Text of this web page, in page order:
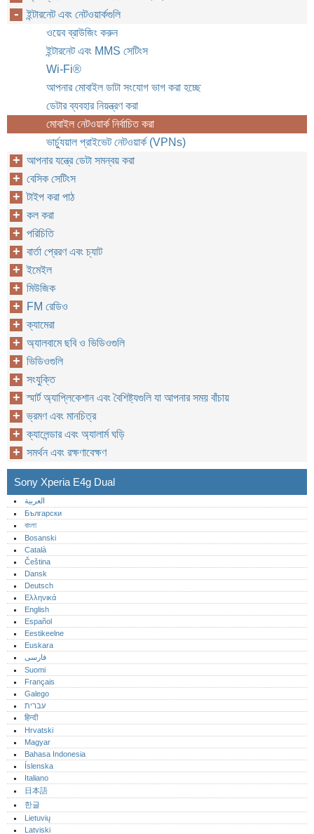
ইন্টারনেট এবং নেটওয়ার্কগুলি
ওয়েব ব্রাউজিং করুন
ইন্টারনেট এবং MMS সেটিংস
Wi-Fi®
আপনার মোবাইল ডাটা সংযোগ ভাগ করা হচ্ছে
ডেটার ব্যবহার নিয়ন্ত্রণ করা
মোবাইল নেটওয়ার্ক নির্বাচিত করা
ভার্চ্যুয়াল প্রাইভেট নেটওয়ার্ক (VPNs)
আপনার যন্ত্রে ডেটা সমন্বয় করা
বেসিক সেটিংস
টাইপ করা পাঠ
কল করা
পরিচিতি
বার্তা প্রেরণ এবং চ্যাট
ইমেইল
মিউজিক
FM রেডিও
ক্যামেরা
অ্যালবামে ছবি ও ভিডিওগুলি
ভিডিওগুলি
সংযুক্তি
স্মার্ট অ্যাপ্লিকেশান এবং বৈশিষ্ট্যগুলি যা আপনার সময় বাঁচায়
ভ্রমণ এবং মানচিত্র
ক্যালেন্ডার এবং অ্যালার্ম ঘড়ি
সমর্থন এবং রক্ষণাবেক্ষণ
Sony Xperia E4g Dual
العربية
Български
বাংলা
Bosanski
Català
Čeština
Dansk
Deutsch
Ελληνικά
English
Español
Eestikeelne
Euskara
فارسی
Suomi
Français
Galego
עברית
हिन्दी
Hrvatski
Magyar
Bahasa Indonesia
Íslenska
Italiano
日本語
한글
Lietuvių
Latviski